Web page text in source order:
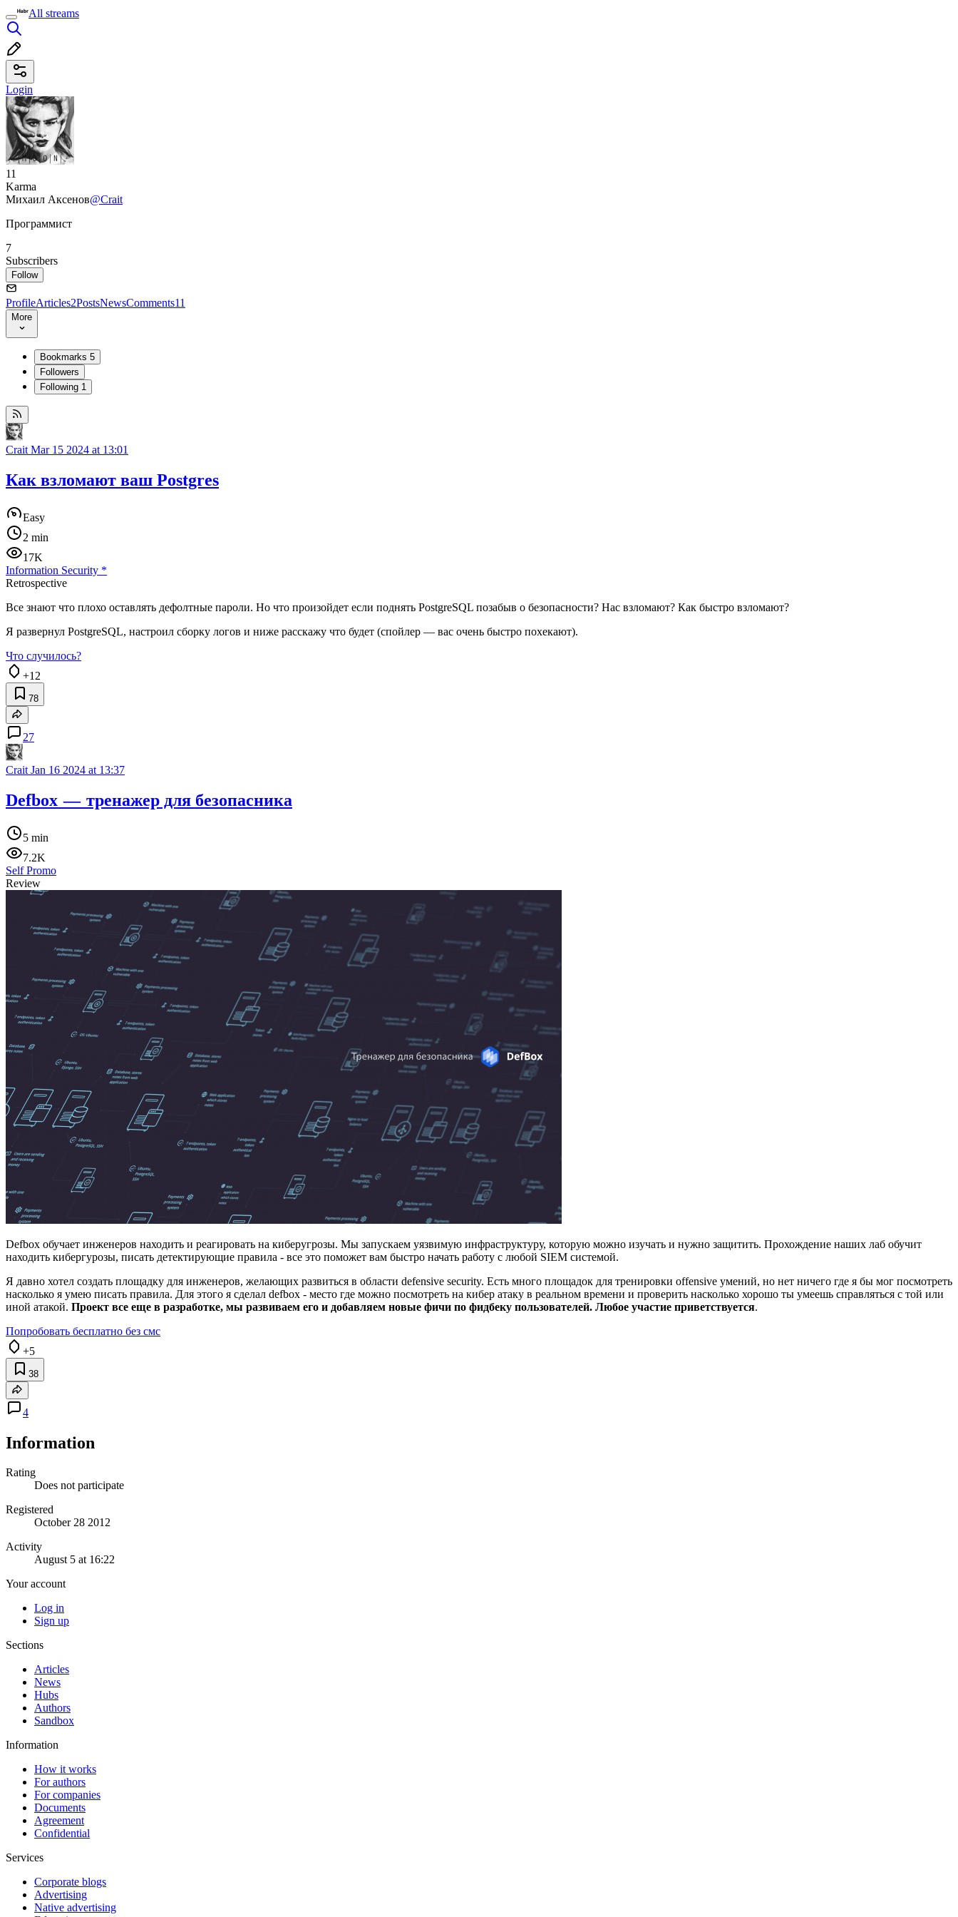
All streams
Login
11
Karma
Михаил Аксенов@Crait
Программист
7
Subscribers
Follow
ProfileArticles2PostsNewsComments11
More
Bookmarks 5
Followers
Following 1
Crait Mar 15 2024 at 13:01
Как взломают ваш Postgres
Easy
2 min
17K
Information Security *
Retrospective
Все знают что плохо оставлять дефолтные пароли. Но что произойдет если поднять PostgreSQL позабыв о безопасности? Нас взломают? Как быстро взломают?
Я развернул PostgreSQL, настроил сборку логов и ниже расскажу что будет (спойлер — вас очень быстро похекают).
Что случилось?
+12
78
27
Crait Jan 16 2024 at 13:37
Defbox — тренажер для безопасника
5 min
7.2K
Self Promo
Review
Defbox обучает инженеров находить и реагировать на киберугрозы. Мы запускаем уязвимую инфраструктуру, которую можно изучать и нужно защитить. Прохождение наших лаб обучит
находить кибергурозы, писать детектирующие правила - все это поможет вам быстро начать работу с любой SIEM системой.
Я давно хотел создать площадку для инженеров, желающих развиться в области defensive security. Есть много площадок для тренировки offensive умений, но нет ничего где я бы мог посмотреть
насколько я умею писать правила. Для этого я сделал defbox - место где можно посмотреть на кибер атаку в реальном времени и проверить насколько хорошо ты умеешь справляться с той или
иной атакой. Проект все еще в разработке, мы развиваем его и добавляем новые фичи по фидбеку пользователей. Любое участие приветствуется.
Попробовать бесплатно без смс
+5
38
4
Information
Rating
Does not participate
Registered
October 28 2012
Activity
August 5 at 16:22
Your account
Log in
Sign up
Sections
Articles
News
Hubs
Authors
Sandbox
Information
How it works
For authors
For companies
Documents
Agreement
Confidential
Services
Corporate blogs
Advertising
Native advertising